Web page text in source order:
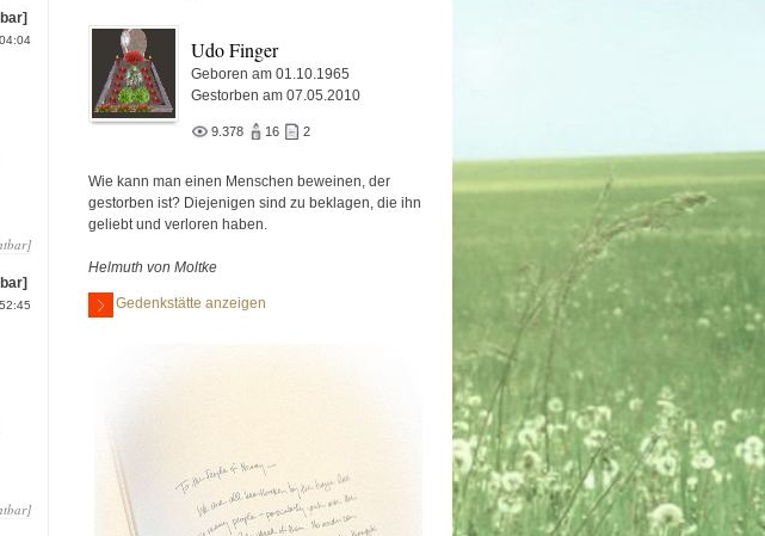
Udo Finger
Geboren am 01.10.1965
Gestorben am 07.05.2010
9.378 16 2
Wie kann man einen Menschen beweinen, der
gestorben ist? Diejenigen sind zu beklagen, die ihn
geliebt und verloren haben.
Helmuth von Moltke
Gedenkstätte anzeigen